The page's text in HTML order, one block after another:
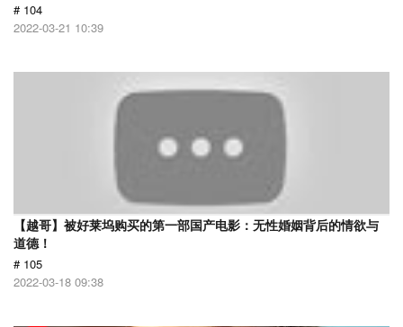
# 104
2022-03-21 10:39
【越哥】被好莱坞购买的第一部国产电影：无性婚姻背后的情欲与
道德！
# 105
2022-03-18 09:38